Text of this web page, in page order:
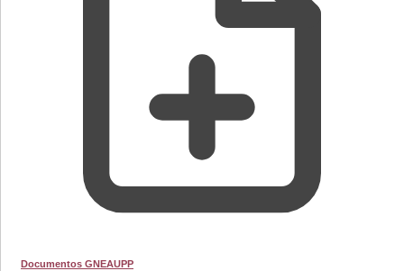
Documentos GNEAUPP